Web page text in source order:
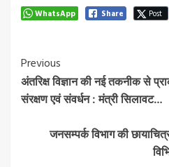
WhatsApp Share Post
Post
Navigation
Previous
अंतरिक्ष विज्ञान की नई तकनीक से
संरक्षण एवं संवर्धन : मंत्री सिलावट…
जनसम्पर्क विभाग की